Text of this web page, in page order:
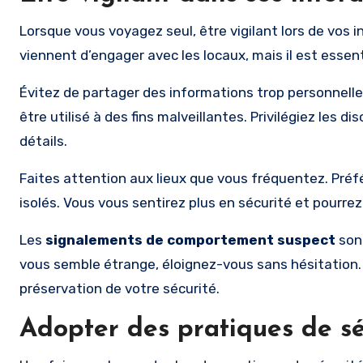
Lorsque vous voyagez seul, être vigilant lors de
viennent d’engager avec les locaux, mais il est
Évitez de partager des informations trop
être utilisé à des fins malveillantes. Privilégiez les
détails.
Faites attention aux lieux que vous fréquentez.
isolés. Vous vous sentirez plus en sécurité et
Les signalements de comportement suspect
vous semble étrange, éloignez-vous sans
préservation de votre sécurité.
Adopter des pratiques de